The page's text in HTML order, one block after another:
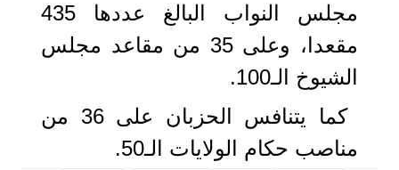
مجلس النواب البالغ عددها 435
مقعدا، وعلى 35 من مقاعد مجلس
الشيوخ الـ100.
كما يتنافس الحزبان على 36 من
مناصب حكام الولايات الـ50.